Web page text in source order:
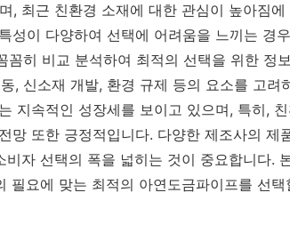
, 최근 친환경 소재에 대한 관심이 높아짐
성이 다양하여 선택에 어려움을 느끼는 경
히 비교 분석하여 최적의 선택을 위한 정
, 신소재 개발, 환경 규제 등의 요소를 고려
지속적인 성장세를 보이고 있으며, 특히,
망 또한 긍정적입니다. 다양한 제조사의 제
자 선택의 폭을 넓히는 것이 중요합니다.
필요에 맞는 최적의 아연도금파이프를 선